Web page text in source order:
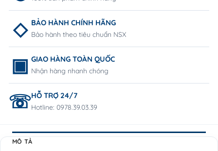
BẢO HÀNH CHÍNH HÃNG
Bảo hành theo tiêu chuẩn NSX
GIAO HÀNG TOÀN QUỐC
Nhận hàng nhanh chóng
HỖ TRỢ 24/7
Hotline: 0978.39.03.39
MÔ TẢ